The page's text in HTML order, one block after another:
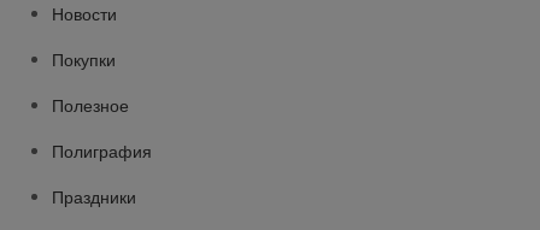
Новости
Покупки
Полезное
Полиграфия
Праздники